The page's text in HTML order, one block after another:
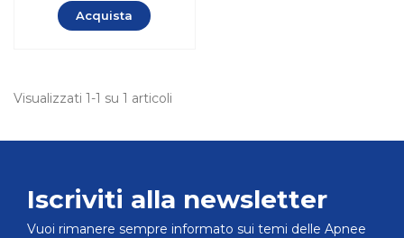
Acquista
Visualizzati 1-1 su 1 articoli
Iscriviti alla newsletter
Vuoi rimanere sempre informato sui temi delle Apnee